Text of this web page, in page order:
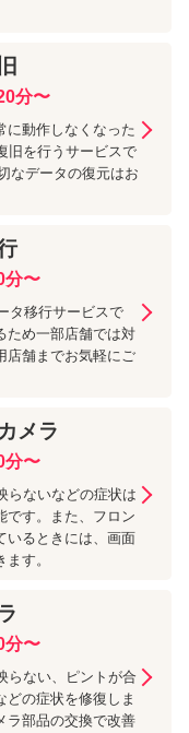
分〜
に動作しなくなった
旧を行うサービスで
なデータの復元はお
分〜
タ移行サービスで
ため一部店舗では対
店舗までお気軽にご
メラ
分〜
らないなどの症状は
です。また、フロン
いるときには、画面
す。
分〜
らない、ピントが合
どの症状を修復しま
ラ部品の交換で改善